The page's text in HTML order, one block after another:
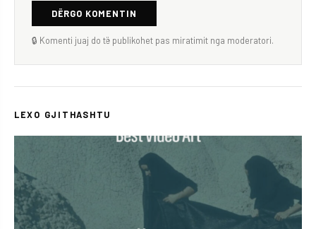
DËRGO KOMENTIN
🔒 Komenti juaj do të publikohet pas miratimit nga moderatori.
LEXO GJITHASHTU